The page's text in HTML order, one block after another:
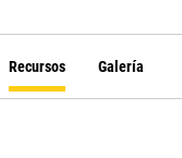
Recursos Galería